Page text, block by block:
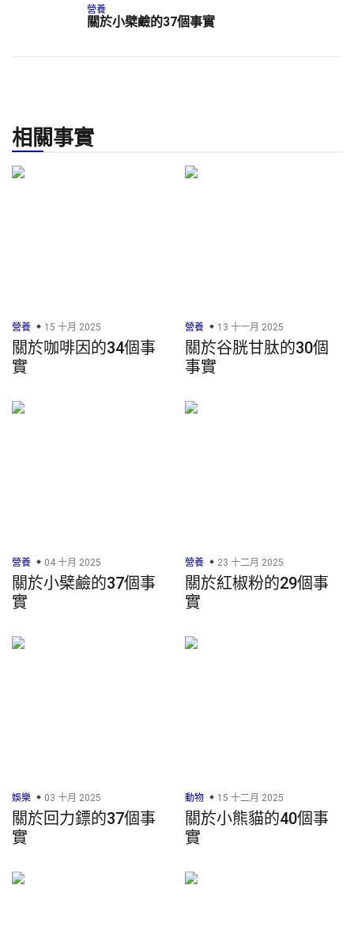
營養
關於小檗鹼的37個事實
相關事實
營養 15 十月 2025
關於咖啡因的34個事
實
營養 13 十一月 2025
關於谷胱甘肽的30個
事實
營養 04 十月 2025
關於小檗鹼的37個事
實
營養 23 十二月 2025
關於紅椒粉的29個事
實
娛樂 03 十月 2025
關於回力鏢的37個事
實
動物 15 十二月 2025
關於小熊貓的40個事
實